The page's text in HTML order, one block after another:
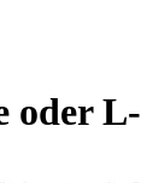
oder